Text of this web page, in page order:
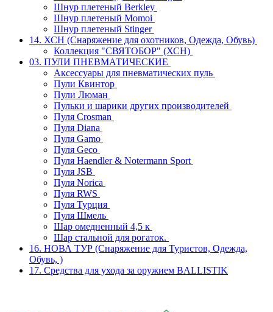
Шнур плетеный Berkley
Шнур плетеный Momoi
Шнур плетеный Stinger
14. ХСН (Снаряжение для охотников, Одежда, Обувь)
Коллекция "СВЯТОБОР" (ХСН)
03. ПУЛИ ПНЕВМАТИЧЕСКИЕ
Аксессуары для пневматических пуль
Пули Квинтор
Пули Люман
Пульки и шарики других производителей
Пуля Crosman
Пуля Diana
Пуля Gamo
Пуля Geco
Пуля Haendler & Notermann Sport
Пуля JSB
Пуля Norica
Пуля RWS
Пуля Турция
Пуля Шмель
Шар омедненный 4,5 к
Шар стальной для рогаток.
16. НОВА ТУР (Снаряжение для Туристов, Одежда,
Обувь, )
17. Средства для ухода за оружием BALLISTIK